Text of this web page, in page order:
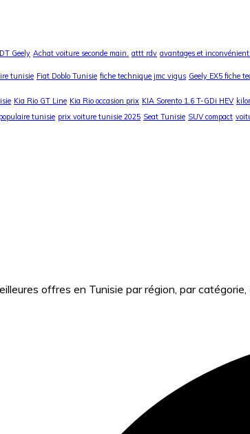
Geely Achat voiture seconde main. attt rdv avantages et
tunisie Fiat Doblo Tunisie fiche technique jmc vigus Geely EX5 fiche
Kia Rio GT Line Kia Rio occasion prix KIA Sorento 1.6 T-GDi HEV
tunisie prix voiture tunisie 2025 Seat Tunisie SUV compact
offres en Tunisie par région, par